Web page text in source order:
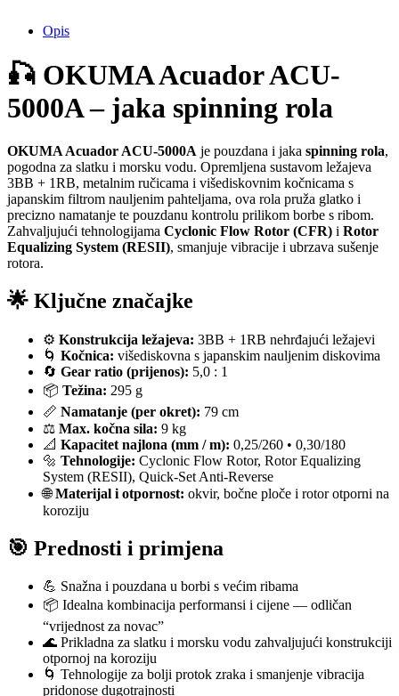
Opis
🎣 OKUMA Acuador ACU-
5000A – jaka spinning rola
OKUMA Acuador ACU-5000A je pouzdana i jaka spinning rola,
pogodna za slatku i morsku vodu. Opremljena sustavom ležajeva
3BB + 1RB, metalnim ručicama i višediskovnim kočnicama s
japanskim filtrom nauljenim pahteljama, ova rola pruža glatko i
precizno namatanje te pouzdanu kontrolu prilikom borbe s ribom.
Zahvaljujući tehnologijama Cyclonic Flow Rotor (CFR) i Rotor
Equalizing System (RESII), smanjuje vibracije i ubrzava sušenje
rotora.
🌟 Ključne značajke
⚙️ Konstrukcija ležajeva: 3BB + 1RB nehrđajući ležajevi
🌀 Kočnica: višediskovna s japanskim nauljenim diskovima
🔄 Gear ratio (prijenos): 5,0 : 1
📦 Težina: 295 g
📏 Namatanje (per okret): 79 cm
⚖️ Max. kočna sila: 9 kg
📐 Kapacitet najlona (mm / m): 0,25/260 • 0,30/180
🔩 Tehnologije: Cyclonic Flow Rotor, Rotor Equalizing
System (RESII), Quick-Set Anti-Reverse
🌐Materijal i otpornost: okvir, bočne ploče i rotor otporni na
koroziju
🎯 Prednosti i primjena
💪 Snažna i pouzdana u borbi s većim ribama
📦 Idealna kombinacija performansi i cijene — odličan
“vrijednost za novac”
🌊 Prikladna za slatku i morsku vodu zahvaljujući konstrukciji
otpornoj na koroziju
🌀 Tehnologije za bolji protok zraka i smanjenje vibracija
pridonose dugotrajnosti